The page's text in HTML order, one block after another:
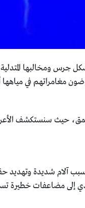
ومخالبها
مغامراتهم في
حيث سنستكشف
آلام شديدة
إلى مضاعفات خطيرة